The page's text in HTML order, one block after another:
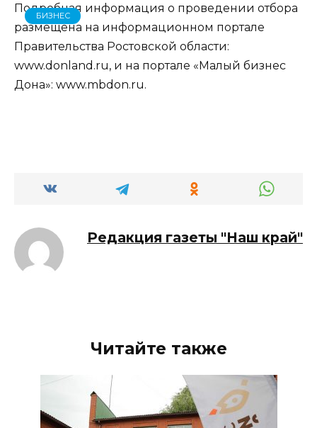
БИЗНЕС
Подробная информация о проведении отбора
размещена на информационном портале
Правительства Ростовской области:
www.donland.ru, и на портале «Малый бизнес
Дона»: www.mbdon.ru.
Редакция газеты "Наш край"
Читайте также